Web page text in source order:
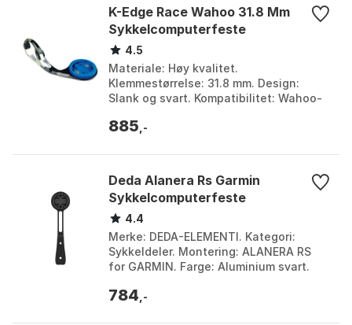
K-Edge Race Wahoo 31.8 Mm
Sykkelcomputerfeste
4.5
Materiale: Høy kvalitet.
Klemmestørrelse: 31.8 mm. Design:
Slank og svart. Kompatibilitet: Wahoo-
Størrelse: One Size.
885 ,-
Deda Alanera Rs Garmin
Sykkelcomputerfeste
4.4
Merke: DEDA-ELEMENTI. Kategori:
Sykkeldeler. Montering: ALANERA RS
for GARMIN. Farge: Aluminium svart.
784 ,-